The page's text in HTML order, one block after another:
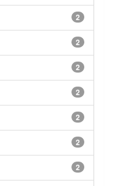
2
2
2
2
2
2
2